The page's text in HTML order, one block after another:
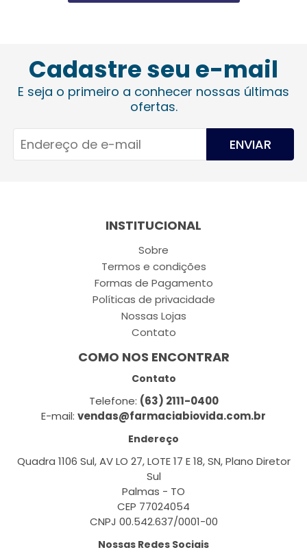
Cadastre seu e-mail
E seja o primeiro a conhecer nossas últimas
ofertas.
ENVIAR
INSTITUCIONAL
Sobre
Termos e condições
Formas de Pagamento
Políticas de privacidade
Nossas Lojas
Contato
COMO NOS ENCONTRAR
Contato
Telefone: (63) 2111-0400
E-mail: vendas@farmaciabiovida.com.br
Endereço
Quadra 1106 Sul, AV LO 27, LOTE 17 E 18, SN, Plano Diretor
Sul
Palmas - TO
CEP 77024054
CNPJ 00.542.637/0001-00
Nossas Redes Sociais